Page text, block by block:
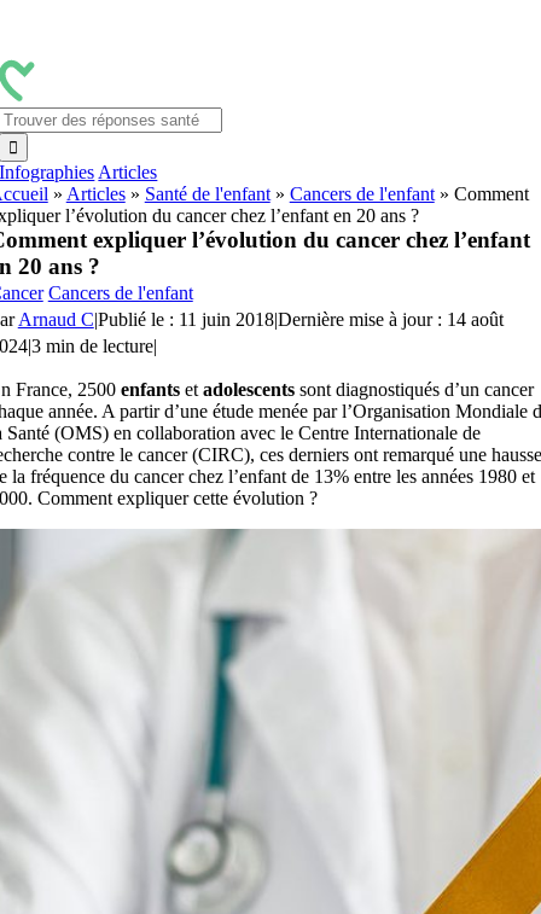
contenu
Infographies Articles
» Articles» Santé de l'enfant» Cancers de l'enfant» Comment
l’évolution du cancer chez l’enfant en 20 ans ?
expliquer l’évolution du cancer chez l’enfant
20 ans ?
Cancers de l'enfant
Arnaud C|Publié le : 11 juin 2018|Dernière mise à jour : 14 août
|3 min de lecture|
France, 2500 enfantset adolescentssont diagnostiqués d’un cancer
année. A partir d’une étude menée par l’Organisation Mondiale
Santé (OMS) en collaboration avec le Centre Internationale de
contre le cancer (CIRC), ces derniers ont remarqué une hausse
la fréquence du cancer chez l’enfant de 13% entre les années 1980 et
Comment expliquer cette évolution ?